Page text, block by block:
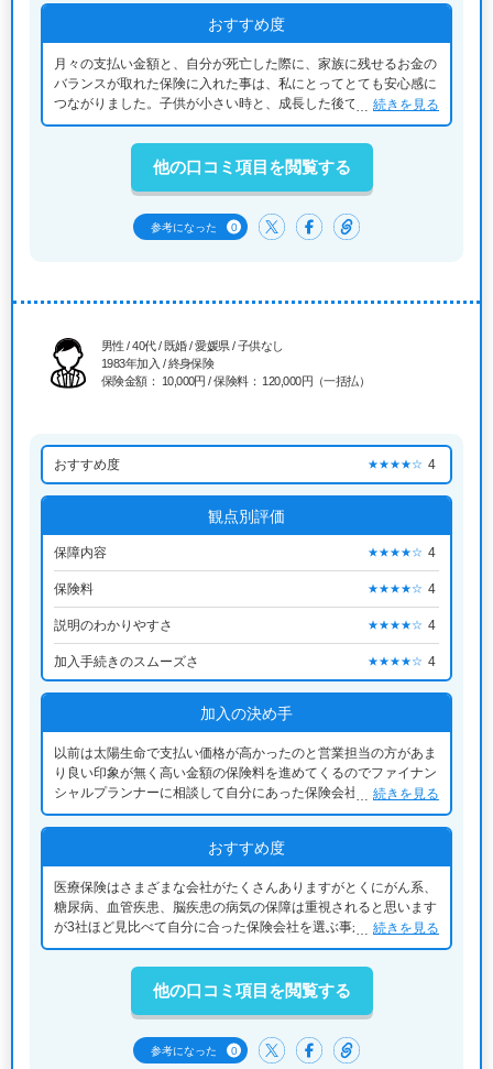
おすすめ度
月々の支払い金額と、自分が死亡した際に、家族に残せるお金の
バランスが取れた保険に入れた事は、私にとってとても安心感に
つながりました。子供が小さい時と、成長した後ではお金の回し
方がまた変わってくるので、その時も保険を見直したいと思いま
続きを見る
参考になった 0
他の口コミ項目を閲覧する
男性 / 40代 / 既婚 / 愛媛県 / 子供なし
1983年加入 / 終身保険
保険金額： 10,000円 / 保険料： 120,000円（一括払）
おすすめ度 ★★★★☆ 4
観点別評価
保障内容 ★★★★☆ 4
保険料 ★★★★☆ 4
説明のわかりやすさ ★★★★☆ 4
加入手続きのスムーズさ ★★★★☆ 4
加入の決め手
以前は太陽生命で支払い価格が高かったのと営業担当の方があま
り良い印象が無く高い金額の保険料を進めてくるのでファイナン
シャルプランナーに相談して自分にあった保険会社を紹介しても
らった。保険の支払いが緩めなので決めた感じです。
続きを見る
おすすめ度
医療保険はさまざまな会社がたくさんありますがとくにがん系、
糖尿病、血管疾患、脳疾患の病気の保障は重視されると思います
が3社ほど見比べて自分に合った保険会社を選ぶ事が大事だと思
いました。自分はファイナンシャルプランナーの方が、担当でし
たが非常に親身になっていろいろプランを作ってもらって大変良
かったと思います。
続きを見る
参考になった 0
他の口コミ項目を閲覧する